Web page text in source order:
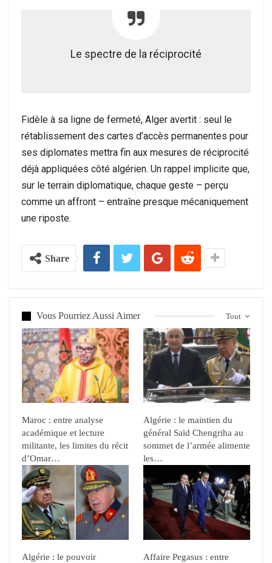
Le spectre de la réciprocité
Fidèle à sa ligne de fermeté, Alger avertit : seul le
rétablissement des cartes d’accès permanentes pour
ses diplomates mettra fin aux mesures de réciprocité
déjà appliquées côté algérien. Un rappel implicite que,
sur le terrain diplomatique, chaque geste – perçu
comme un affront – entraîne presque mécaniquement
une riposte.
Share
Tout
Vous Pourriez Aussi Aimer
Maroc : entre analyse
académique et lecture
militante, les limites du récit
d’Omar…
Algérie : le maintien du
général Saïd Chengriha au
sommet de l’armée alimente
les…
Algérie : le pouvoir
Affaire Pegasus : entre